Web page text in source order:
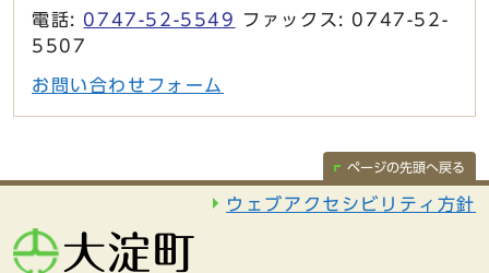
電話: 0747-52-5549
ファックス: 0747-52-
5507
お問い合わせフォーム
ページの先頭へ戻る
ウェブアクセシビリティ方針